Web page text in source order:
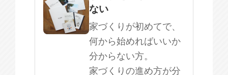
ない
家づくりが初めてで、
何から始めればいいか
分からない方。
家づくりの進め方が分